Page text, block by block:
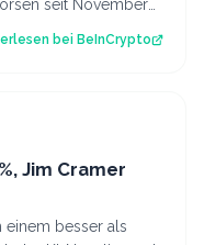
seit November
bei BeInCrypto
Jim Cramer
einem besser als